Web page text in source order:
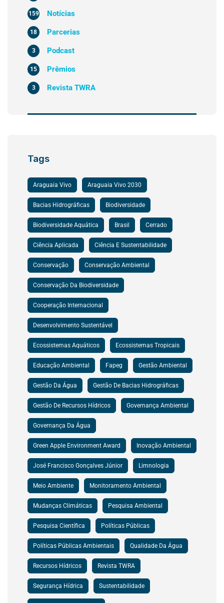
Notícias
159
Parcerias
18
Podcast
3
Prêmios
15
Revista TWRA
3
Tags
Araguaia Vivo Araguaia Vivo 2030
Bacias Hidrográficas Biodiversidade
Biodiversidade Aquática Brasil Cerrado
Ciência Aplicada Ciência E Sustentabilidade
Conservação Conservação Ambiental
Conservação Da Biodiversidade
Cooperação Internacional
Desenvolvimento Sustentável
Ecossistemas Aquáticos Ecossistemas Tropicais
Educação Ambiental Fapeg Gestão Ambiental
Gestão Da Água Gestão De Bacias Hidrográficas
Gestão De Recursos Hídricos Governança Ambiental
Governança Da Água
Green Apple Environment Award Inovação Ambiental
José Francisco Gonçalves Júnior Limnologia
Meio Ambiente Monitoramento Ambiental
Mudanças Climáticas Pesquisa Ambiental
Pesquisa Científica Políticas Públicas
Políticas Públicas Ambientais Qualidade Da Água
Recursos Hídricos Revista TWRA
Segurança Hídrica Sustentabilidade